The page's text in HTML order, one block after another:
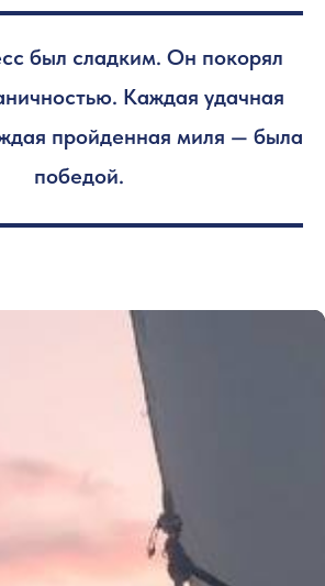
был сладким. Он покорял
Каждая удачная
пройденная миля — была
победой.